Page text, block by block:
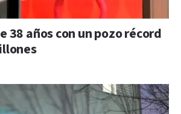
38 años con un pozo récord